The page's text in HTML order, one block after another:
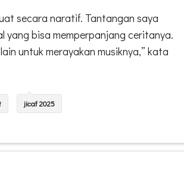
secara naratif. Tantangan saya
yang bisa memperpanjang ceritanya.
untuk merayakan musiknya,” kata
jicaf 2025